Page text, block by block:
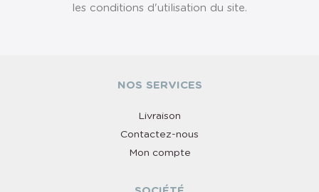
les conditions d'utilisation du site.
NOS SERVICES
Livraison
Contactez-nous
Mon compte